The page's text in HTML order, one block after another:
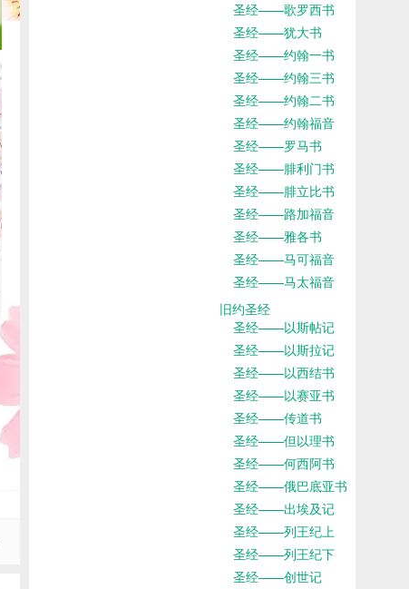
圣经——歌罗西书
圣经——犹大书
圣经——约翰一书
圣经——约翰三书
圣经——约翰二书
圣经——约翰福音
圣经——罗马书
圣经——腓利门书
圣经——腓立比书
圣经——路加福音
圣经——雅各书
圣经——马可福音
圣经——马太福音
旧约圣经
圣经——以斯帖记
圣经——以斯拉记
圣经——以西结书
圣经——以赛亚书
圣经——传道书
圣经——但以理书
圣经——何西阿书
圣经——俄巴底亚书
圣经——出埃及记
圣经——列王纪上
圣经——列王纪下
圣经——创世记